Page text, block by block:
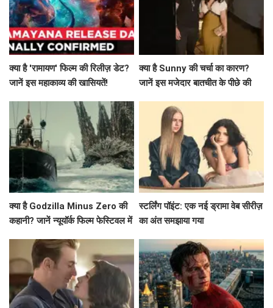
क्या है 'रामायण' फिल्म की रिलीज़ डेट?
जानें इस महाकाव्य की खासियतें!
क्या है Sunny की चर्चा का कारण?
जानें इस मजेदार बातचीत के पीछे की
क्या है Godzilla Minus Zero की
कहानी? जानें न्यूयॉर्क फिल्म फेस्टिवल में
स्टर्लिंग पॉइंट: एक नई ड्रामा वेब सीरीज़
का अंत समझाया गया